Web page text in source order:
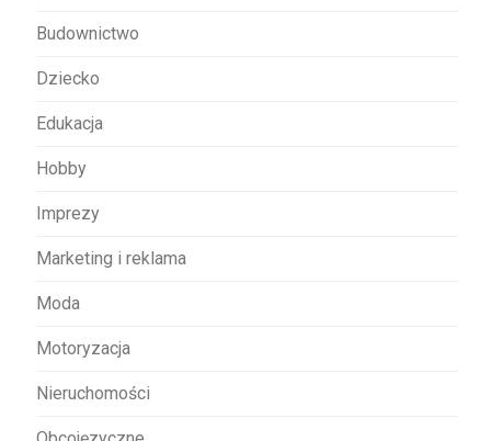
Budownictwo
Dziecko
Edukacja
Hobby
Imprezy
Marketing i reklama
Moda
Motoryzacja
Nieruchomości